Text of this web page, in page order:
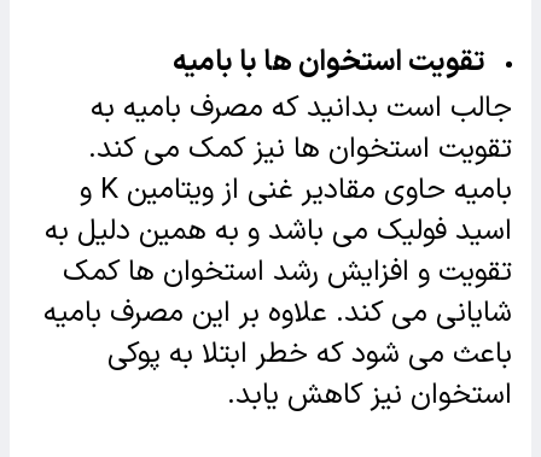
تقویت استخوان ها با بامیه
جالب است بدانید که مصرف بامیه به
تقویت استخوان ها نیز کمک می کند.
بامیه حاوی مقادیر غنی از ویتامین K و
اسید فولیک می باشد و به همین دلیل به
تقویت و افزایش رشد استخوان ها کمک
شایانی می کند. علاوه بر این مصرف بامیه
باعث می شود که خطر ابتلا به پوکی
استخوان نیز کاهش یابد.